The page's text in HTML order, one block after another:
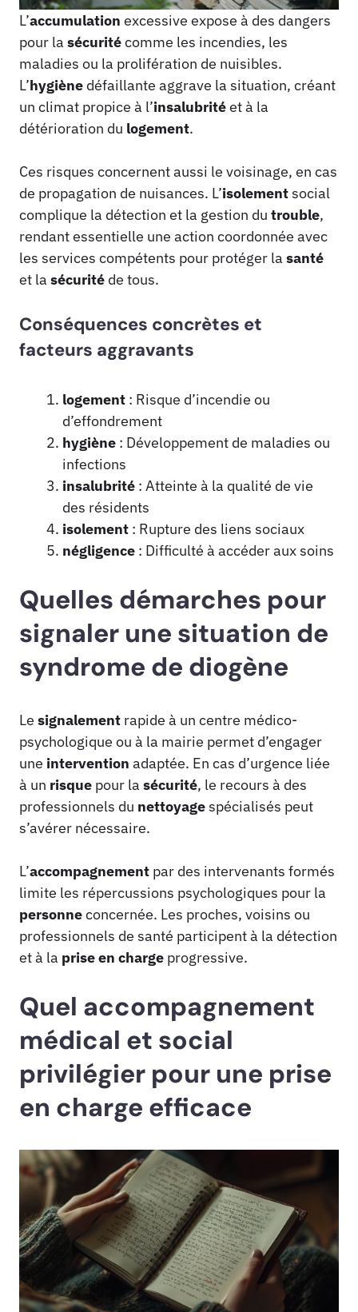
L’accumulation excessive expose à des dangers
pour la sécuritécomme les incendies, les
maladies ou la prolifération de nuisibles.
L’hygiène défaillante aggrave la situation, créant
un climat propice à l’insalubritéet à la
détérioration du logement.
Ces risques concernent aussi le voisinage, en cas
de propagation de nuisances. L’isolementsocial
complique la détection et la gestion du trouble,
rendant essentielle une action coordonnée avec
les services compétents pour protéger la santé
et la sécurité de tous.
Conséquences concrètes et
facteurs aggravants
logement : Risque d’incendie ou
d’effondrement
hygiène : Développement de maladies ou
infections
insalubrité : Atteinte à la qualité de vie
des résidents
isolement : Rupture des liens sociaux
négligence : Difficulté à accéder aux soins
Quelles démarches pour
signaler une situation de
syndrome de diogène
Le signalement rapide à un centre médico-
psychologique ou à la mairie permet d’engager
une intervention adaptée. En cas d’urgence liée
à un risque pour la sécurité, le recours à des
professionnels du nettoyagespécialisés peut
s’avérer nécessaire.
L’accompagnement par des intervenants formés
limite les répercussions psychologiques pour la
personneconcernée. Les proches, voisins ou
professionnels de santé participent à la détection
et à la prise en charge progressive.
Quel accompagnement
médical et social
privilégier pour une prise
en charge efficace